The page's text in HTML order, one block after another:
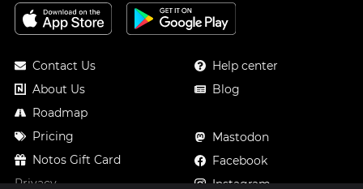
Contact Us
About Us
Roadmap
Pricing
Notos Gift Card
Privacy
Help center
Blog
Mastodon
Facebook
Instagram